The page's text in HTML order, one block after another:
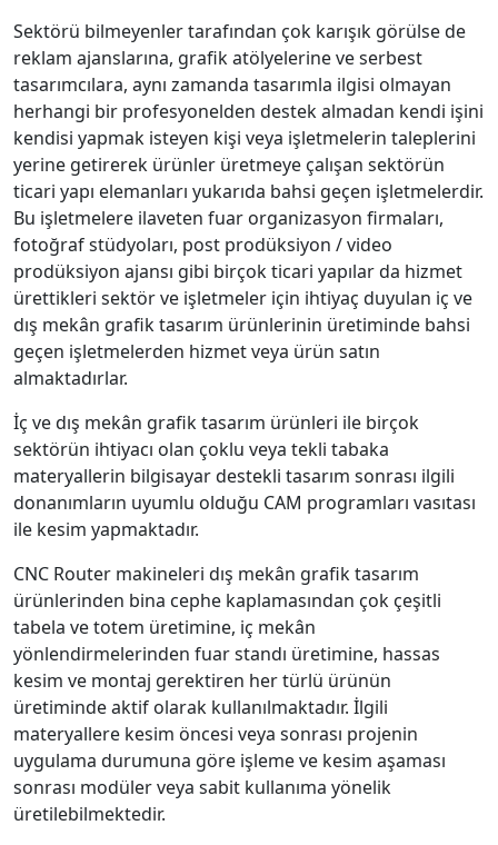
Sektörü bilmeyenler tarafından çok karışık görülse de
reklam ajanslarına, grafik atölyelerine ve serbest
tasarımcılara, aynı zamanda tasarımla ilgisi olmayan
herhangi bir profesyonelden destek almadan kendi işini
kendisi yapmak isteyen kişi veya işletmelerin taleplerini
yerine getirerek ürünler üretmeye çalışan sektörün
ticari yapı elemanları yukarıda bahsi geçen işletmelerdir.
Bu işletmelere ilaveten fuar organizasyon firmaları,
fotoğraf stüdyoları, post prodüksiyon / video
prodüksiyon ajansı gibi birçok ticari yapılar da hizmet
ürettikleri sektör ve işletmeler için ihtiyaç duyulan iç ve
dış mekân grafik tasarım ürünlerinin üretiminde bahsi
geçen işletmelerden hizmet veya ürün satın
almaktadırlar.
İç ve dış mekân grafik tasarım ürünleri ile birçok
sektörün ihtiyacı olan çoklu veya tekli tabaka
materyallerin bilgisayar destekli tasarım sonrası ilgili
donanımların uyumlu olduğu CAM programları vasıtası
ile kesim yapmaktadır.
CNC Router makineleri dış mekân grafik tasarım
ürünlerinden bina cephe kaplamasından çok çeşitli
tabela ve totem üretimine, iç mekân
yönlendirmelerinden fuar standı üretimine, hassas
kesim ve montaj gerektiren her türlü ürünün
üretiminde aktif olarak kullanılmaktadır. İlgili
materyallere kesim öncesi veya sonrası projenin
uygulama durumuna göre işleme ve kesim aşaması
sonrası modüler veya sabit kullanıma yönelik
üretilebilmektedir.